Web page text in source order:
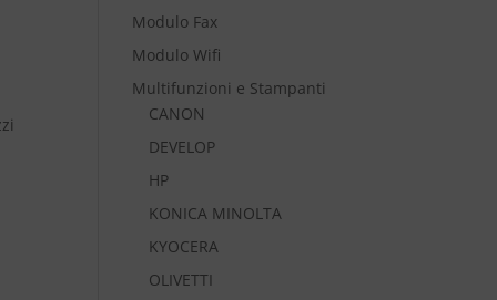
Modulo Fax
Modulo Wifi
Multifunzioni e Stampanti
CANON
DEVELOP
HP
KONICA MINOLTA
KYOCERA
OLIVETTI